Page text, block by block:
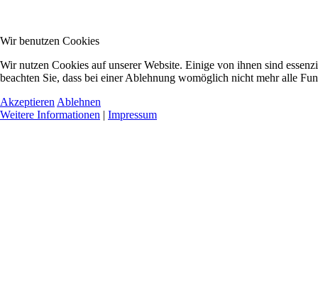
Wir benutzen Cookies
Wir nutzen Cookies auf unserer Website. Einige von ihnen sind
beachten Sie, dass bei einer Ablehnung womöglich nicht mehr alle
Akzeptieren Ablehnen
Weitere Informationen | Impressum